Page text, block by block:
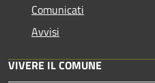
Comunicati
Avvisi
VIVERE IL COMUNE